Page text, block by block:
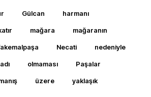
Gülcan harmanı
mağara mağaranın
Necati nedeniyle
olmaması Paşalar
üzere yaklaşık